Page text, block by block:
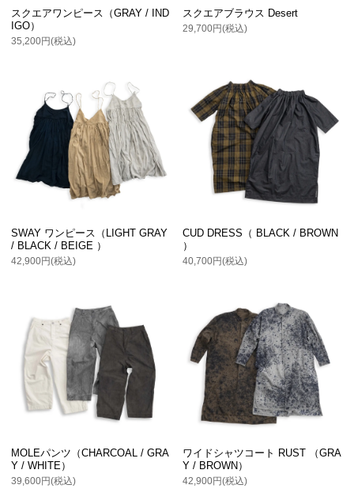
スクエアワンピース（GRAY / IND
IGO）
35,200円(税込)
スクエアブラウス Desert
29,700円(税込)
SWAY ワンピース（LIGHT GRAY
/ BLACK / BEIGE ）
42,900円(税込)
CUD DRESS（ BLACK / BROWN
）
40,700円(税込)
MOLEパンツ（CHARCOAL / GRA
Y / WHITE）
39,600円(税込)
ワイドシャツコート RUST （GRA
Y / BROWN）
42,900円(税込)